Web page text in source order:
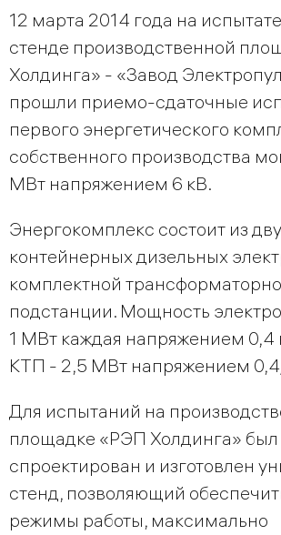
12 марта 2014 года на
стенде производственной
Холдинга» - «Завод
прошли приемо-сдаточные
первого энергетического
собственного производства
МВт напряжением 6 кВ.
Энергокомплекс состоит из
контейнерных дизельных
комплектной
подстанции. Мощность
1 МВт каждая напряжением 0,4
КТП - 2,5 МВт напряжением
Для испытаний на
площадке «РЭП Холдинга» был
спроектирован и изготовлен
стенд, позволяющий
режимы работы, максимально